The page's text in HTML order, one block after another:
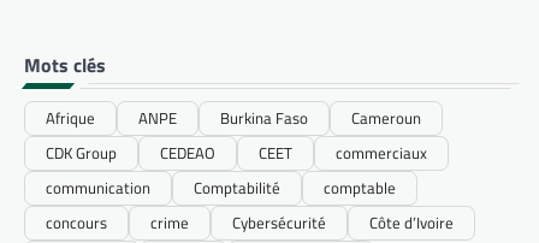
Mots clés
Afrique ANPE Burkina Faso
Cameroun
CDK Group
CEDEAO CEET
commerciaux
communication
Comptabilité
comptable
concours
crime Cybersécurité
Côte d’Ivoire